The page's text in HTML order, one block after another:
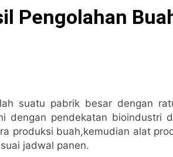
TPST PUSAT AGRIBISNIS
Lengkap dan Rekomendasi
Kawasan Industri yang
Pengolahan
suatu pabrik besar dengan
dengan pendekatan bioindustri
produksi buah,kemudian alat
jadwal panen.